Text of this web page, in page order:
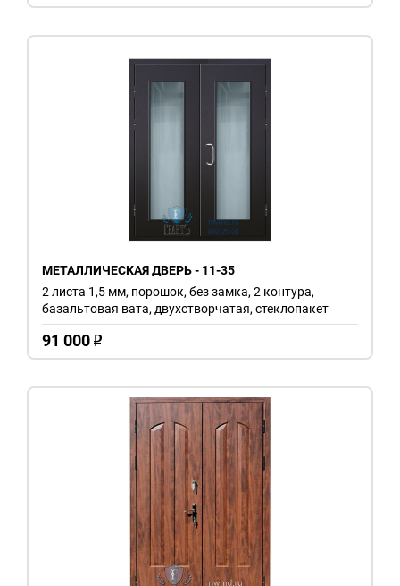
МЕТАЛЛИЧЕСКАЯ ДВЕРЬ - 11-35
91 000 o
2 листа 1,5 мм, порошок, без замка, 2 контура,
базальтовая вата, двухстворчатая, стеклопакет